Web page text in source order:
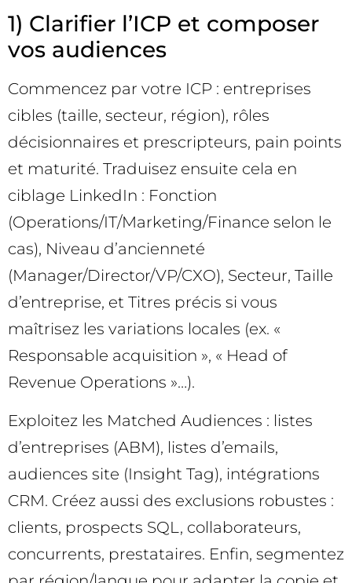
1) Clarifier l’ICP et composer
vos audiences
Commencez par votre ICP : entreprises
cibles (taille, secteur, région), rôles
décisionnaires et prescripteurs, pain points
et maturité. Traduisez ensuite cela en
ciblage LinkedIn : Fonction
(Operations/IT/Marketing/Finance selon le
cas), Niveau d’ancienneté
(Manager/Director/VP/CXO), Secteur, Taille
d’entreprise, et Titres précis si vous
maîtrisez les variations locales (ex. «
Responsable acquisition », « Head of
Revenue Operations »…).
Exploitez les Matched Audiences : listes
d’entreprises (ABM), listes d’emails,
audiences site (Insight Tag), intégrations
CRM. Créez aussi des exclusions robustes :
clients, prospects SQL, collaborateurs,
concurrents, prestataires. Enfin, segmentez